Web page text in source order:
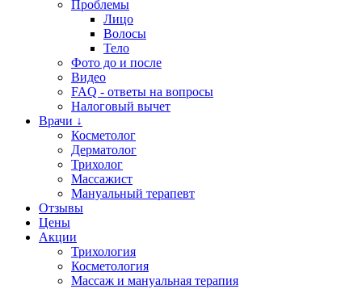
Проблемы
Лицо
Волосы
Тело
Фото до и после
Видео
FAQ - ответы на вопросы
Налоговый вычет
Врачи ↓
Косметолог
Дерматолог
Трихолог
Массажист
Мануальный терапевт
Отзывы
Цены
Акции
Трихология
Косметология
Массаж и мануальная терапия